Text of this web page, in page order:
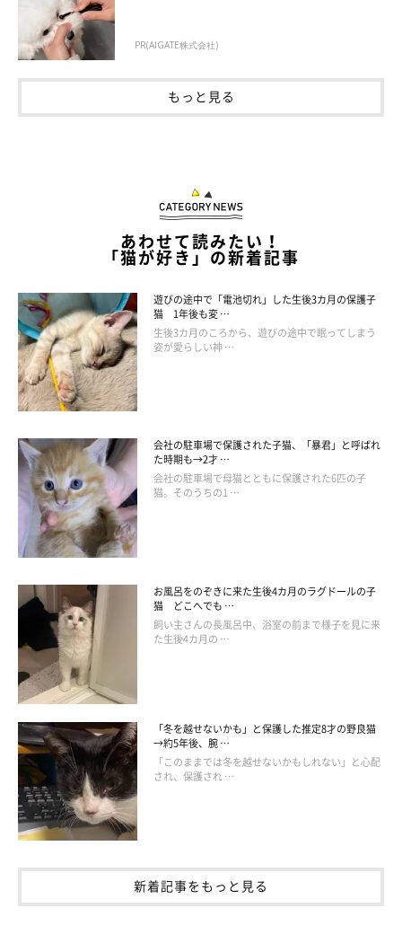
末っ子のコハダちゃんも、登場〜( ´ ▽ ` )♪
＠hmrr2418
「鏡の中に、にゃんかいるよ！」
PR(AIGATE株式会社)
もっと見る
あわせて読みたい！
「猫が好き」の新着記事
遊びの途中で「電池切れ」した生後3カ月の保護子
猫 1年後も変 …
生後3カ月のころから、遊びの途中で眠ってしまう
姿が愛らしい神 …
会社の駐車場で保護された子猫、「暴君」と呼ばれ
た時期も→2才 …
会社の駐車場で母猫とともに保護された6匹の子
猫。そのうちの1 …
お風呂をのぞきに来た生後4カ月のラグドールの子
猫 どこへでも …
飼い主さんの長風呂中、浴室の前まで様子を見に来
た生後4カ月の …
「冬を越せないかも」と保護した推定8才の野良猫
→約5年後、腕 …
「このままでは冬を越せないかもしれない」と心配
され、保護され …
新着記事をもっと見る